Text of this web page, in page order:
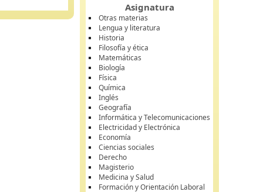
Asignatura
Otras materias
Lengua y literatura
Historia
Filosofía y ética
Matemáticas
Biología
Física
Química
Inglés
Geografía
Informática y Telecomunicaciones
Electricidad y Electrónica
Economía
Ciencias sociales
Derecho
Magisterio
Medicina y Salud
Formación y Orientación Laboral